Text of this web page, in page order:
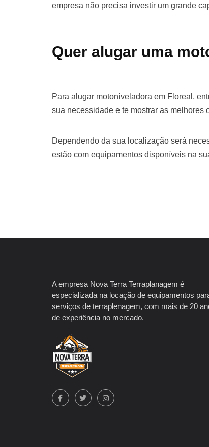
empresa não precisa investir um grande
Quer alugar uma
Para alugar motoniveladora em Floreal,
sua necessidade e te mostrar as
Dependendo da sua localização será
estão com equipamentos disponíveis na
A empresa Nova Terra Terraplanagem é
especializada na locação de equipamentos
serviços de terraplenagem, com mais de 20
de experiência no mercado.